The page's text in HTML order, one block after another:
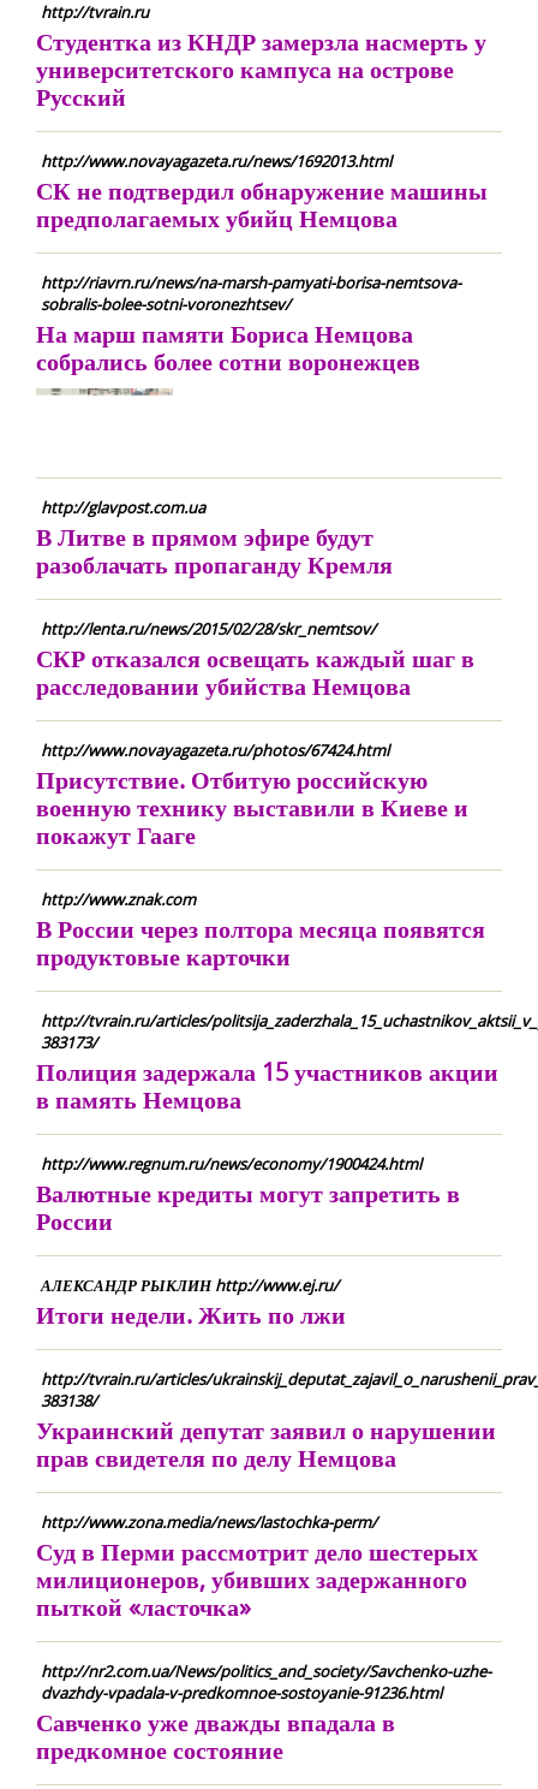
http://tvrain.ru
Студентка из КНДР замерзла насмерть у
университетского кампуса на острове
Русский
http://www.novayagazeta.ru/news/1692013.html
СК не подтвердил обнаружение машины
предполагаемых убийц Немцова
http://riavrn.ru/news/na-marsh-pamyati-borisa-nemtsova-
sobralis-bolee-sotni-voronezhtsev/
На марш памяти Бориса Немцова
собрались более сотни воронежцев
http://glavpost.com.ua
В Литве в прямом эфире будут
разоблачать пропаганду Кремля
http://lenta.ru/news/2015/02/28/skr_nemtsov/
СКР отказался освещать каждый шаг в
расследовании убийства Немцова
http://www.novayagazeta.ru/photos/67424.html
Присутствие. Отбитую российскую
военную технику выставили в Киеве и
покажут Гааге
http://www.znak.com
В России через полтора месяца появятся
продуктовые карточки
http://tvrain.ru/articles/
383173/
Полиция задержала 15 участников акции
в память Немцова
http://www.regnum.ru/news/economy/1900424.html
Валютные кредиты могут запретить в
России
АЛЕКСАНДР РЫКЛИН http://www.ej.ru/
Итоги недели. Жить по лжи
http://tvrain.ru/articles/
383138/
Украинский депутат заявил о нарушении
прав свидетеля по делу Немцова
http://www.zona.media/news/lastochka-perm/
Суд в Перми рассмотрит дело шестерых
милиционеров, убивших задержанного
пыткой «ласточка»
http://nr2.com.ua/News/politics_and_society/Savchenko-uzhe-
dvazhdy-vpadala-v-predkomnoe-sostoyanie-91236.html
Савченко уже дважды впадала в
предкомное состояние